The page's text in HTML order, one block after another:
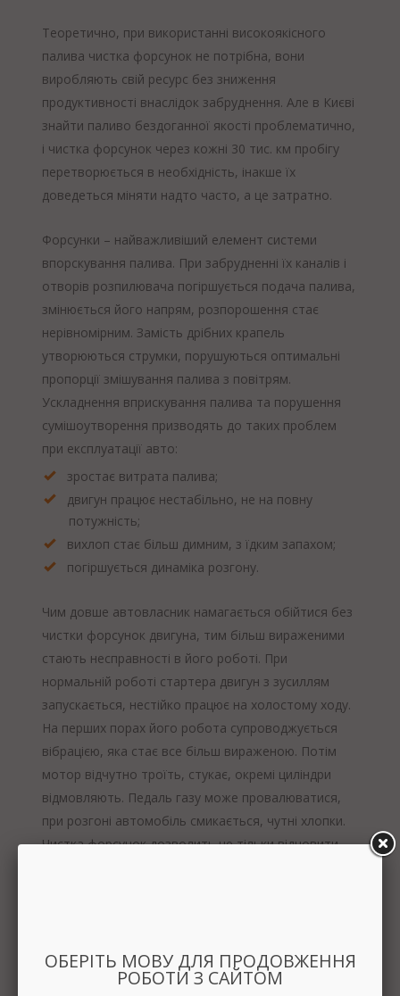
Теоретично, при використанні високоякісного
палива чистка форсунок не потрібна, вони
виробляють свій ресурс без зниження
продуктивності внаслідок забруднення. Але в Києві
знайти паливо бездоганної якості проблематично,
і чистка форсунок через кожні 30 тис. км пробігу
перетворюється в необхідність, інакше їх
доведеться міняти надто часто, а це затратно.
Форсунки – найважливіший елемент системи
впорскування палива. При забрудненні їх каналів і
отворів розпилювача погіршується подача палива,
змінюється його напрям, розпорошення стає
нерівномірним. Замість дрібних крапель
утворюються струмки, порушуються оптимальні
пропорції змішування палива з повітрям.
Ускладнення вприскування палива та порушення
сумішоутворення призводять до таких проблем
при експлуатації авто:
зростає витрата палива;
двигун працює нестабільно, не на повну
потужність;
вихлоп стає більш димним, з їдким запахом;
погіршується динаміка розгону.
Чим довше автовласник намагається обійтися без
чистки форсунок двигуна, тим більш вираженими
стають несправності в його роботі. При
нормальній роботі стартера двигун з зусиллям
запускається, нестійко працює на холостому ходу.
На перших порах його робота супроводжується
вібрацією, яка стає все більш вираженою. Потім
мотор відчутно троїть, стукає, окремі циліндри
відмовляють. Педаль газу може провалюватися,
при розгоні автомобіль смикається, чутні хлопки.
Чистка форсунок дозволить не тільки відновити
Автолюбителі діляться різними способами
ОБЕРІТЬ МОВУ ДЛЯ ПРОДОВЖЕННЯ
РОБОТИ З САЙТОМ